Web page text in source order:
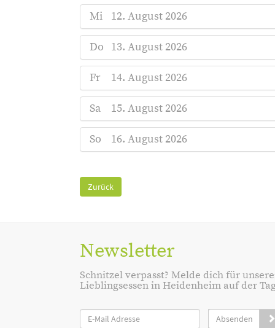
Mi 12. August 2026
Do 13. August 2026
Fr 14. August 2026
Sa 15. August 2026
So 16. August 2026
Zurück
Newsletter
Schnitzel verpasst? Melde dich für
Lieblingsessen in Heidenheim auf der
Absenden